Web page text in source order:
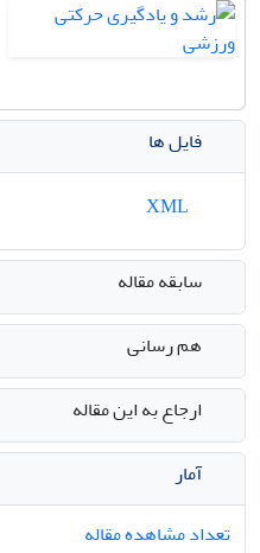
فایل ها
سابقه مقاله
هم رسانی
ارجاع به این مقاله
آمار
تعداد مشاهده مقاله